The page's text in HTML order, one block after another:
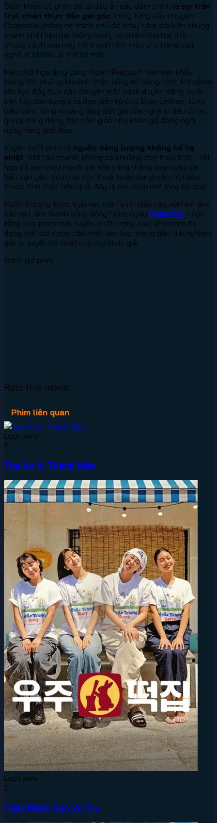
Điểm khiến bộ phim để lại dấu ấn sâu đậm chính là sự trần
trụi, chân thực đến gai góc trong từng câu chuyện.
Chappelle không né tránh chủ đề nhạy cảm mà biến chúng
thành chất liệu hài thông minh, tự nhiên như hơi thở –
phong cách sau này trở thành hình mẫu cho hàng loạt
nghệ sĩ stand-up thế hệ mới.
Màn phối hợp ăn ý cùng Albert Precourt trên sân khấu
mang đến những khoảnh khắc bùng nổ tiếng cười, khi cả hai
liên tục đẩy đưa câu chuyện một cách duyên dáng. Dưới
bàn tay dàn dựng của đạo diễn kỳ cựu Stan Lathan, từng
biểu cảm, từng khoảng lặng đắt giá của nghệ sĩ đều được
ghi lại sống động, tạo cảm giác như khán giả đang ngồi
ngay hàng ghế đầu.
Xuyên suốt phim là nguồn năng lượng không hề hạ
nhiệt , tiết tấu nhanh, không có khoảng chờ thừa thãi – rất
hợp để xem một mạch giải tỏa căng thẳng sau ngày dài.
Nếu bạn yêu thích hài độc thoại hoặc đang cần một liều
thuốc tinh thần hiệu quả, đây là lựa chọn khó lòng bỏ qua.
Muốn thưởng thức trọn vẹn màn trình diễn này với hình ảnh
sắc nét, âm thanh sống động? Ghé ngay PhimVN2 – nền
tảng xem phim trực tuyến chất lượng cao, kho phim đa
dạng thể loại được cập nhật liên tục, mang đến trải nghiệm
giải trí tuyệt vời nhất cho mọi khán giả.
Đánh giá phim
Rate this movie
Phim liên quan
Lượt xem:
2
Tòa Án Vị Thành Niên
Lượt xem:
2
Tiệm Bánh Gạo Vũ Trụ